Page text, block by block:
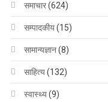
समाचार(624)
सम्पादकीय(15)
सामान्यज्ञान(8)
साहित्य(132)
स्वास्थ्य(9)